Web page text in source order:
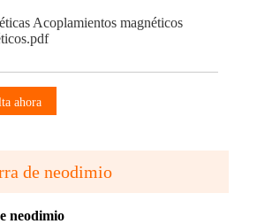
Acoplamientos magnéticos
ahora
de neodimio
neodimio